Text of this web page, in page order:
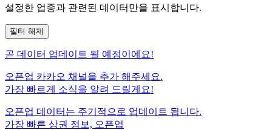
설정한 업종과 관련된 데이터만을 표시합니다.
필터 해제
곧 데이터 업데이트 될 예정이에요!
오픈업 카카오 채널을 추가 해주세요.
가장 빠르게 소식을 알려 드릴게요!
오픈업 데이터는 주기적으로 업데이트 됩니다.
가장 빠른 상권 정보, 오픈업